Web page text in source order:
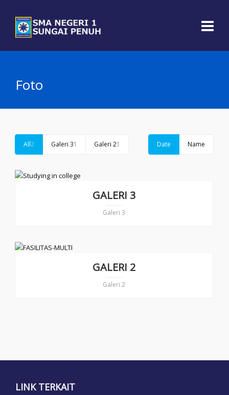
Foto
All2 Galeri 31 Galeri 21 Date Name
GALERI 3
Galeri 3
GALERI 2
Galeri 2
LINK TERKAIT